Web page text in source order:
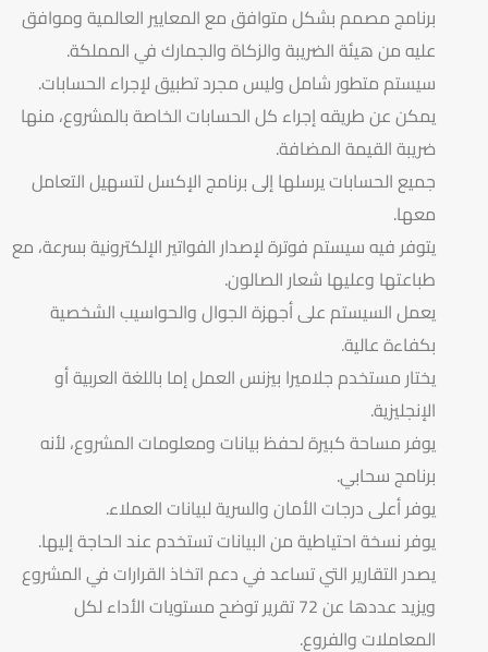
برنامج مصمم بشكل متوافق مع المعايير العالمية وموافق
عليه من هيئة الضريبة والزكاة والجمارك في المملكة.
سيستم متطور شامل وليس مجرد تطبيق لإجراء الحسابات.
يمكن عن طريقه إجراء كل الحسابات الخاصة بالمشروع، منها
ضريبة القيمة المضافة.
جميع الحسابات يرسلها إلى برنامج الإكسل لتسهيل التعامل
معها.
يتوفر فيه سيستم فوترة لإصدار الفواتير الإلكترونية بسرعة، مع
طباعتها وعليها شعار الصالون.
يعمل السيستم على أجهزة الجوال والحواسيب الشخصية
بكفاءة عالية.
يختار مستخدم جلاميرا بيزنس العمل إما باللغة العربية أو
الإنجليزية.
يوفر مساحة كبيرة لحفظ بيانات ومعلومات المشروع، لأنه
برنامج سحابي.
يوفر أعلى درجات الأمان والسرية لبيانات العملاء.
يوفر نسخة احتياطية من البيانات تستخدم عند الحاجة إليها.
يصدر التقارير التي تساعد في دعم اتخاذ القرارات في المشروع
ويزيد عددها عن 72 تقرير توضح مستويات الأداء لكل
المعاملات والفروع.